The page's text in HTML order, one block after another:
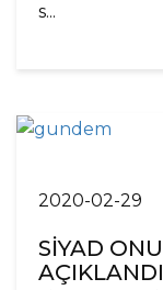
s...
2020-02-29
SİYAD
AÇIKLANDI